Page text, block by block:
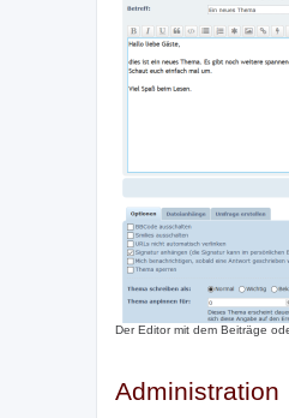
Der Editor mit dem Beiträge
Administration